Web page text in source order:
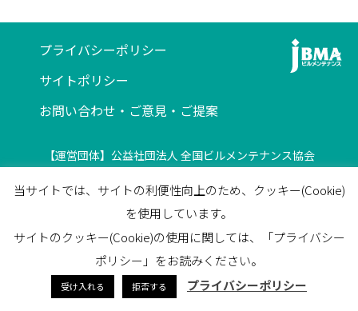
プライバシーポリシー
サイトポリシー
お問い合わせ・ご意見・ご提案
【運営団体】公益社団法人 全国ビルメンテナンス協会
ビルメンテナンス会館5F
03-3805-7560 / FAX 03-3805-7561
facebook
© 2023 JapanBuildingMaintenanceAssociation All Rights Reserved.
当サイトでは、サイトの利便性向上のため、クッキー(Cookie)
を使用しています。
サイトのクッキー(Cookie)の使用に関しては、「プライバシー
ポリシー」をお読みください。
受け入れる 拒否する プライバシーポリシー